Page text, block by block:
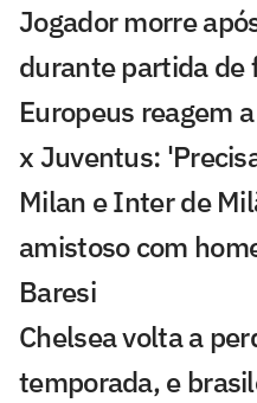
Jogador morre
durante partida de
Europeus reagem
x Juventus:
Milan e Inter de
amistoso com
Baresi
Chelsea volta a
temporada, e